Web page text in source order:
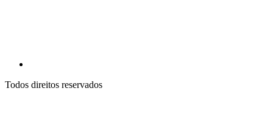
Todos direitos reservados